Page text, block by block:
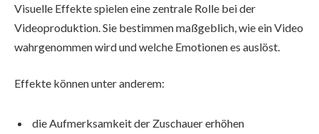
Visuelle Effekte spielen eine zentrale Rolle bei der
Videoproduktion. Sie bestimmen maßgeblich, wie ein Video
wahrgenommen wird und welche Emotionen es auslöst.
Effekte können unter anderem:
die Aufmerksamkeit der Zuschauer erhöhen